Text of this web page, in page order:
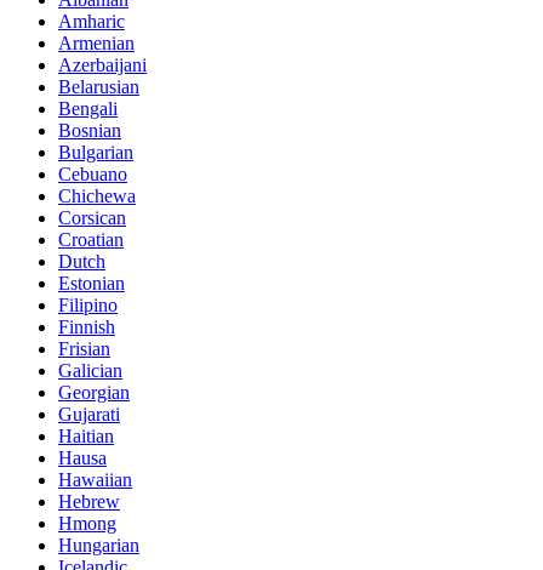
Amharic
Armenian
Azerbaijani
Belarusian
Bengali
Bosnian
Bulgarian
Cebuano
Chichewa
Corsican
Croatian
Dutch
Estonian
Filipino
Finnish
Frisian
Galician
Georgian
Gujarati
Haitian
Hausa
Hawaiian
Hebrew
Hmong
Hungarian